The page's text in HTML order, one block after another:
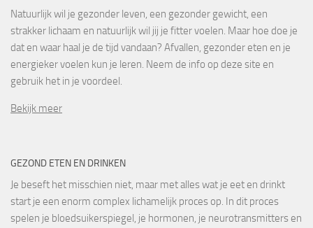
Natuurlijk wil je gezonder leven, een gezonder gewicht, een
strakker lichaam en natuurlijk wil jij je fitter voelen. Maar hoe doe je
dat en waar haal je de tijd vandaan? Afvallen, gezonder eten en je
energieker voelen kun je leren. Neem de info op deze site en
gebruik het in je voordeel.
Bekijk meer
GEZOND ETEN EN DRINKEN
Je beseft het misschien niet, maar met alles wat je eet en drinkt
start je een enorm complex lichamelijk proces op. In dit proces
spelen je bloedsuikerspiegel, je hormonen, je neurotransmitters en